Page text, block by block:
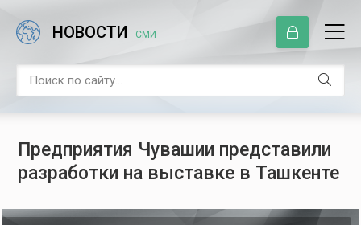
НОВОСТИ - СМИ
Предприятия Чувашии представили
разработки на выставке в Ташкенте